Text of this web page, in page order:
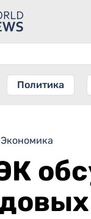
Политика
Экономика